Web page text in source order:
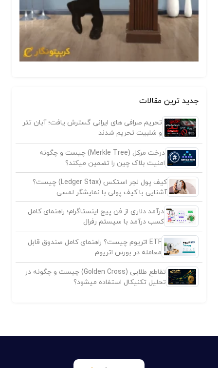
جدید ترین مقالات
تحریم صرافی های ایرانی گسترش یافت؛ آبان تتر
و شلبیت تحریم شدند
درخت مرکل (Merkle Tree) چیست و چگونه
امنیت بلاک چین را تضمین میکند؟
کیف پول لجر استکس (Ledger Stax) چیست؟
آشنایی با کیف پولی با نمایشگر لمسی
درآمد دلاری از فن پیج اینستاگرام؛ راهنمای کامل
کسب درآمد با سیستم رفرال
ETF اتریوم چیست؟ راهنمای کامل صندوق قابل
معامله در بورس اتریوم
تقاطع طلایی (Golden Cross) چیست و چگونه در
تحلیل تکنیکال استفاده میشود؟